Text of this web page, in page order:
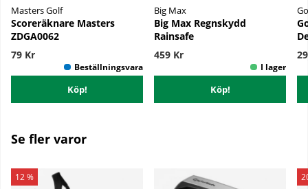
Masters Golf
Scoreräknare Masters
ZDGA0062
79 Kr
Köp!
Big Max
Big Max Regnskydd
Rainsafe
459 Kr
Köp!
Se fler varor
12 %